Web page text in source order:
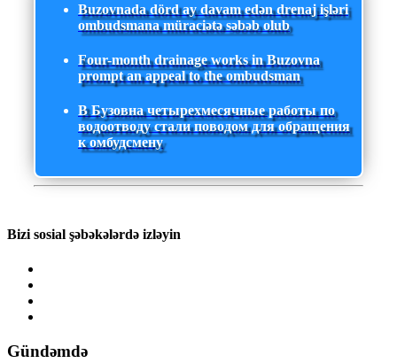
Buzovnada dörd ay davam edən drenaj işləri
ombudsmana müraciətə səbəb olub
Four-month drainage works in Buzovna
prompt an appeal to the ombudsman
В Бузовна четырехмесячные работы по
водоотводу стали поводом для обращения
к омбудсмену
Bizi sosial şəbəkələrdə izləyin
Gündəmdə